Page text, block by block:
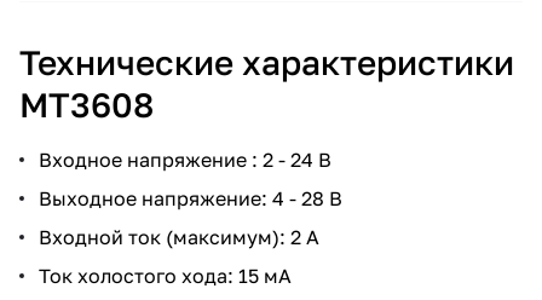
Технические характеристики
MT3608
Входное напряжение : 2 - 24 В
Выходное напряжение: 4 - 28 В
Входной ток (максимум): 2 А
Ток холостого хода: 15 мА